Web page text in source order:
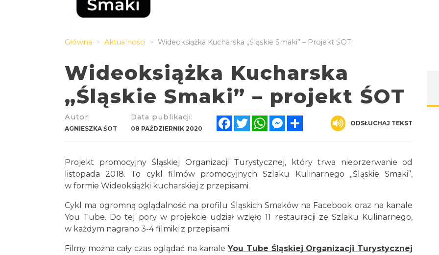
Główna Aktualności Wideoksiążka Kucharska „Śląskie Smaki” – Projekt ŚOT
Wideoksiążka Kucharska
„Śląskie Smaki” – projekt ŚOT
Autor:
AGNIESZKA ŚOT
Data publikacji:
08 PAŹDZIERNIK 2020
FacebookTwitterWhatsAppMessenger ODSŁUCHAJ TEKST
Projekt promocyjny Śląskiej Organizacji Turystycznej, który trwa nieprzerwanie od
listopada 2018. To cykl filmów promocyjnych Szlaku Kulinarnego „Śląskie Smaki”,
w formie Wideoksiążki kucharskiej z przepisami.
Cykl ma ogromną oglądalność na profilu Śląskich Smaków na Facebook oraz na kanale
You Tube. Do tej pory w projekcie udział wzięło 11 restauracji ze Szlaku Kulinarnego,
w każdym nagrano 3-4 filmiki z przepisami.
Filmy można cały czas oglądać na kanaleYou Tube Śląskiej Organizacji Turystycznej